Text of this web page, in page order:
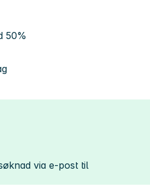
50%
via e-post til